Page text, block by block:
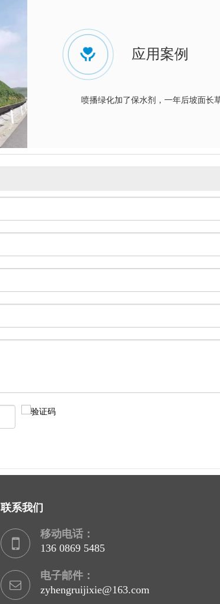
应用案例
喷播绿化加了保水剂，一年后坡面长
联系我们
移动电话：
136 0869 5485
电子邮件：
zyhengruijixie@163.com